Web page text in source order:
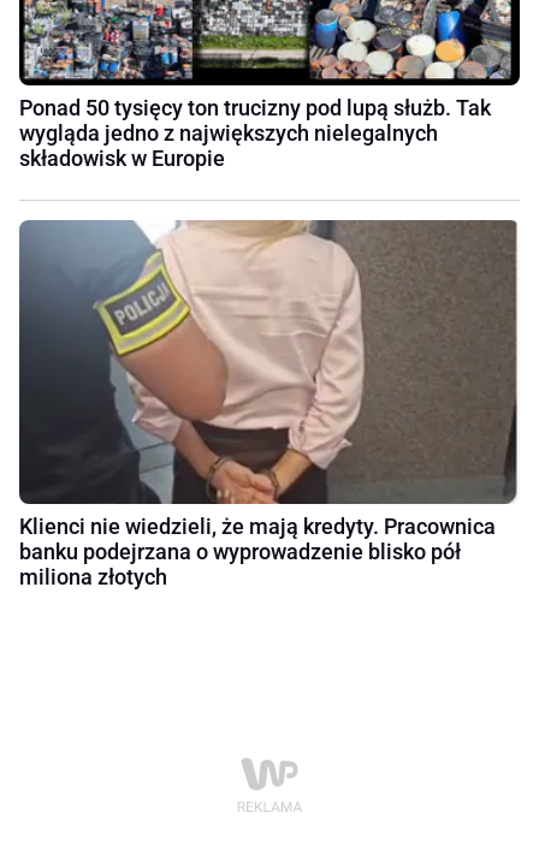
Ponad 50 tysięcy ton trucizny pod lupą służb. Tak
wygląda jedno z największych nielegalnych
składowisk w Europie
Klienci nie wiedzieli, że mają kredyty. Pracownica
banku podejrzana o wyprowadzenie blisko pół
miliona złotych